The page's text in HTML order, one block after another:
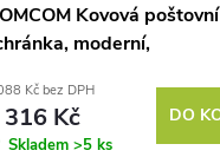
Kovová poštovní
moderní,
černá
Kč bez DPH
316 Kč
Skladem >5 ks
DO